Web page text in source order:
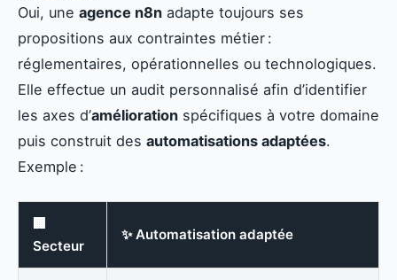
Oui, une agence n8n adapte toujours ses
propositions aux contraintes métier :
réglementaires, opérationnelles ou technologiques.
Elle effectue un audit personnalisé afin d’identifier
les axes d’amélioration spécifiques à votre domaine
puis construit des automatisations adaptées.
Exemple :
🏢
Secteur
✨ Automatisation adaptée